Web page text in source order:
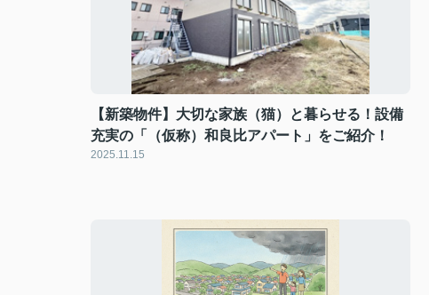
【新築物件】大切な家族（猫）と暮らせる！設備
充実の「（仮称）和良比アパート」をご紹介！
2025.11.15